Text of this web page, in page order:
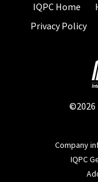
IQPC Home
Privacy Policy
©2026
Company
IQPC